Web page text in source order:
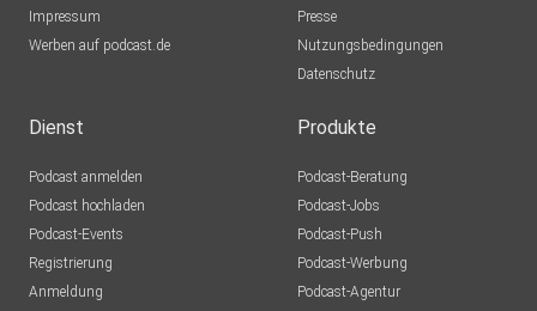
Impressum
Werben auf podcast.de
Presse
Nutzungsbedingungen
Datenschutz
Dienst
Podcast anmelden
Podcast hochladen
Podcast-Events
Registrierung
Anmeldung
Produkte
Podcast-Beratung
Podcast-Jobs
Podcast-Push
Podcast-Werbung
Podcast-Agentur